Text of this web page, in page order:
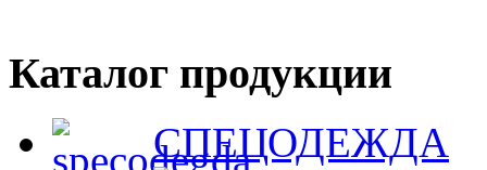
Каталог продукции
СПЕЦОДЕЖДА